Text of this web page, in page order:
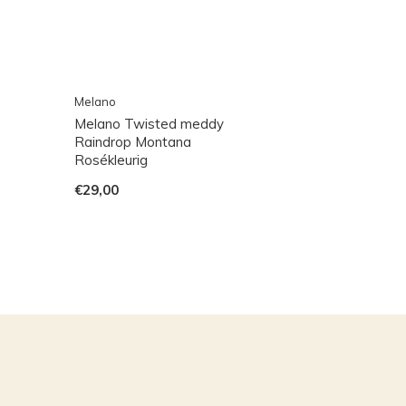
Melano
Melano Twisted meddy
Raindrop Montana
Rosékleurig
€29,00